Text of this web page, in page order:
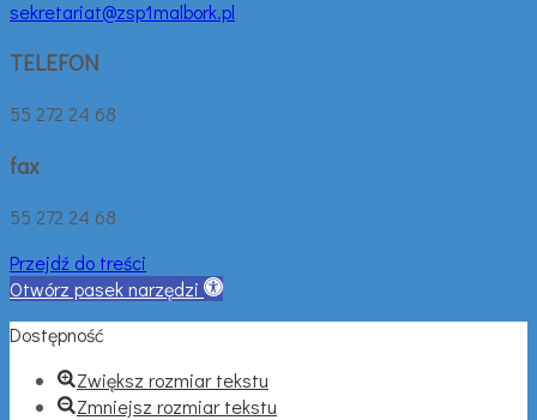
sekretariat@zsp1malbork.pl
TELEFON
55 272 24 68
fax
55 272 24 68
Przejdź do treści
Otwórz pasek narzędzi
Dostępność
Zwiększ rozmiar tekstu
Zmniejsz rozmiar tekstu